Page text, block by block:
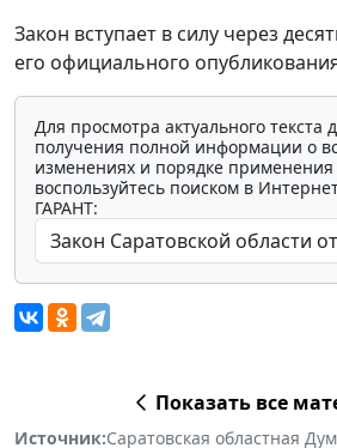
Закон вступает в силу через
его официального
Для просмотра актуального текста
получения полной информации о
изменениях и порядке применения
воспользуйтесь поиском в
ГАРАНТ:
Показать все
Источник:Саратовская областная